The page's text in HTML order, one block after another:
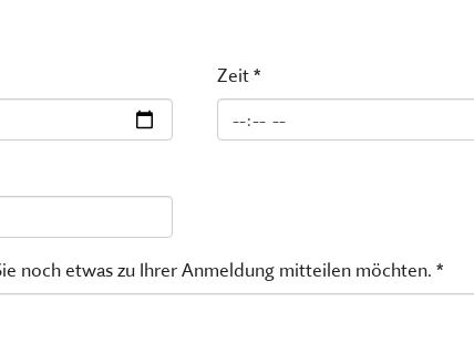
Zeit *
noch etwas zu Ihrer Anmeldung mitteilen möchten. *